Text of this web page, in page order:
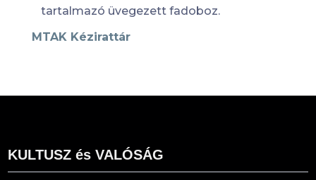
tartalmazó üvegezett fadoboz.
MTAK Kézirattár
KULTUSZ és VALÓSÁG